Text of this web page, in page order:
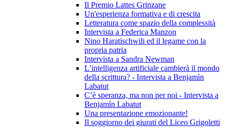
Il Premio Lattes Grinzane
Un'esperienza formativa e di crescita
Letteratura come spazio della complessità
Intervista a Federica Manzon
Nino Haratischwili ed il legame con la
propria patria
Intervista a Sandra Newman
L’intelligenza artificiale cambierà il mondo
della scrittura? - Intervista a Benjamìn
Labatut
C’è speranza, ma non per noi - Intervista a
Benjamìn Labatut
Una presentazione emozionante!
Il soggiorno dei giurati del Liceo Grigoletti